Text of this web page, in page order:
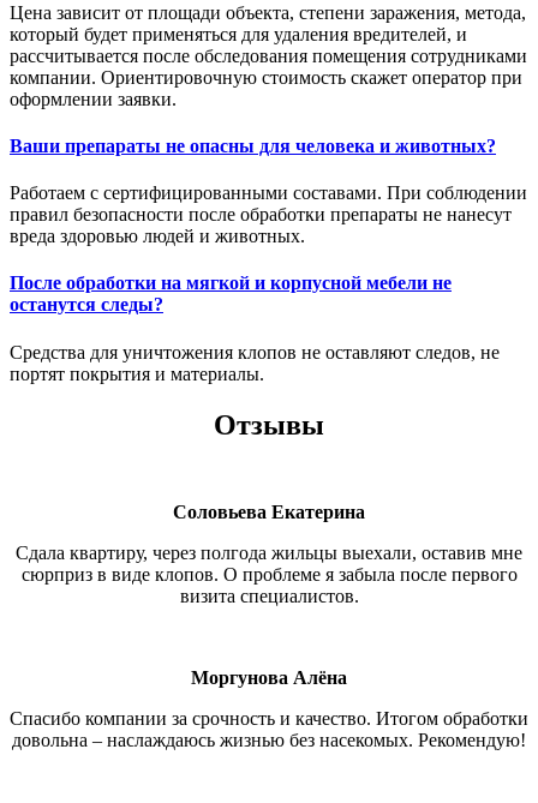
Цена зависит от площади объекта, степени заражения, метода,
который будет применяться для удаления вредителей, и
рассчитывается после обследования помещения сотрудниками
компании. Ориентировочную стоимость скажет оператор при
оформлении заявки.
Ваши препараты не опасны для человека и животных?
Работаем с сертифицированными составами. При соблюдении
правил безопасности после обработки препараты не нанесут
вреда здоровью людей и животных.
После обработки на мягкой и корпусной мебели не
останутся следы?
Средства для уничтожения клопов не оставляют следов, не
портят покрытия и материалы.
Отзывы
Соловьева Екатерина
Сдала квартиру, через полгода жильцы выехали, оставив мне
сюрприз в виде клопов. О проблеме я забыла после первого
визита специалистов.
Моргунова Алёна
Спасибо компании за срочность и качество. Итогом обработки
довольна – наслаждаюсь жизнью без насекомых. Рекомендую!